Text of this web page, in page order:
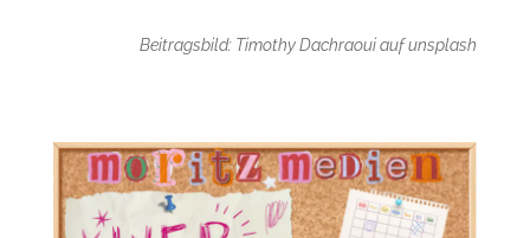
Beitragsbild: Timothy Dachraoui auf unsplash